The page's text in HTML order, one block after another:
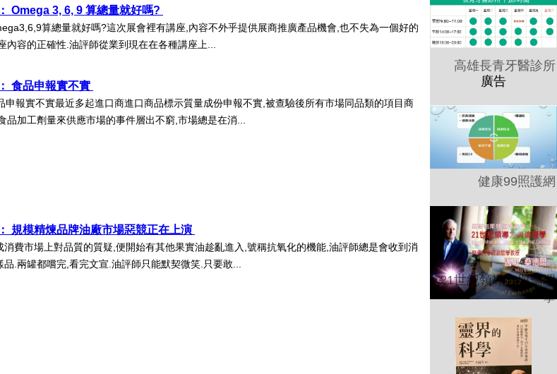
Omega 3, 6, 9 算總量就好嗎?
算總量就好嗎?這次展會裡有講座,內容不外乎提供展商推廣產品機會,也不失為一個好的
內容的正確性.油評師從業到現在在各種講座上...
食品申報實不實
申報實不實最近多起進口商進口商品標示質量成份申報不實,被查驗後所有市場同品類的項目商
品加工劑量來供應市場的事件層出不窮,市場總是在消...
規模精煉品牌油廠市場惡競正在上演
費市場上對品質的質疑,便開始有其他果實油趁亂進入,號稱抗氧化的機能,油評師總是會收到消
.兩罐都嚐完,看完文宣.油評師只能默契微笑.只要敢...
高雄長青牙醫診所
健康99照護網
21世紀領導力與倫理
學